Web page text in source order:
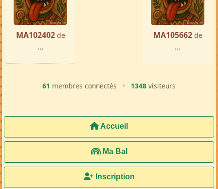
MA102402 de
...
MA105662 de
...
61 membres connectés • 1348 visiteurs
Accueil
Ma Bal
Inscription